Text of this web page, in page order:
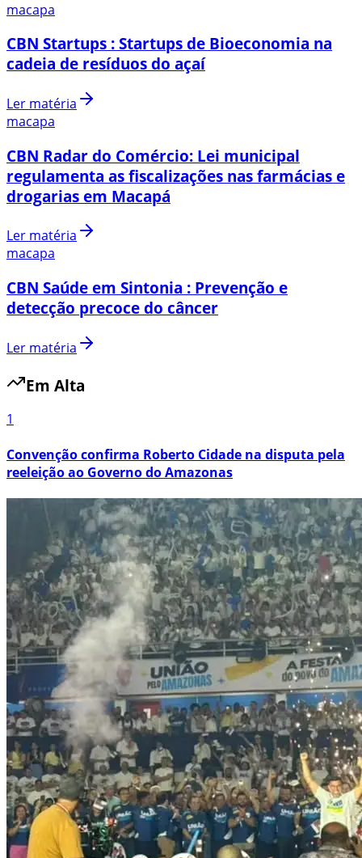
macapa
CBN Startups : Startups de Bioeconomia na
cadeia de resíduos do açaí
Ler matéria
macapa
CBN Radar do Comércio: Lei municipal
regulamenta as fiscalizações nas farmácias e
drogarias em Macapá
Ler matéria
macapa
CBN Saúde em Sintonia : Prevenção e
detecção precoce do câncer
Ler matéria
Em Alta
1
Convenção confirma Roberto Cidade na disputa pela
reeleição ao Governo do Amazonas